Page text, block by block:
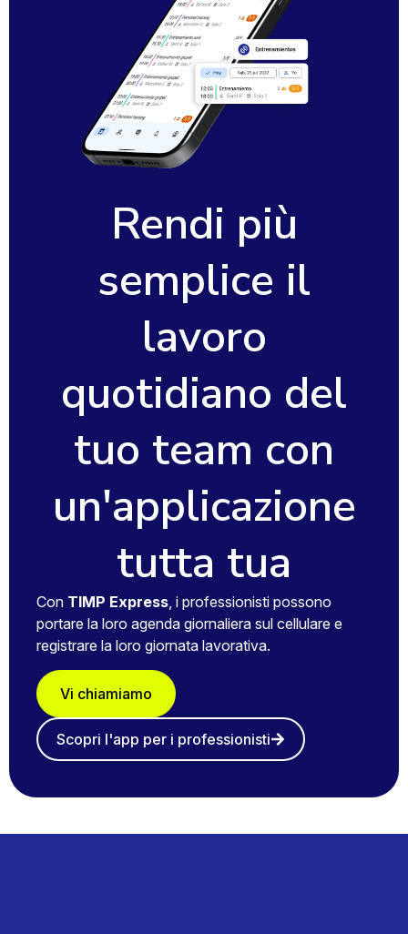
Rendi più
semplice il
lavoro
quotidiano del
tuo team con
un'applicazione
tutta tua
Con TIMP Express, i professionisti possono
portare la loro agenda giornaliera sul cellulare e
registrare la loro giornata lavorativa.
Vi chiamiamo
Scopri l'app per i professionisti